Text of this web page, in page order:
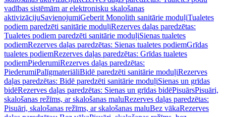
vadības sistēmām ar elektronisku skalošanas
aktivizācijuSavienojumiGeberit Monolith sanitārie moduļiTualetes
podiem paredzēti sanitārie moduļiRezerves daļas paredzētas:
Tualetes podiem paredzēti sanitārie moduļiSienas tualetes
podiemRezerves daļas paredzētas: Sienas tualetes podiemGrīdas
tualetes podiemRezerves daļas paredzētas: Grīdas tualetes
podiemPiederumiRezerves daļas paredzētas:
PiederumiPalīgmateriāliBidē paredzēti sanitārie moduļiRezerves
daļas paredzētas: Bidē paredzēti sanitārie moduļiSienas un grīdas
bidēRezerves daļas paredzētas: Sienas un grīdas bidēPisuārsPisuāri,
skalošanas režīms, ar skalošanas maluRezerves daļas paredzētas:
Pisuāri, skalošanas režīms, ar skalošanas maluBez vākaRezerves